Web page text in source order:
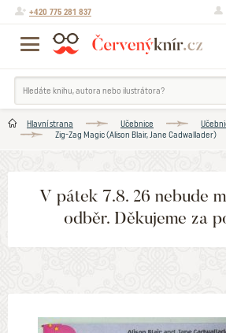
+420 775 281 837
Hlavní strana Učebnice
Zig-Zag Magic (Alison Blair, Jane Cadwallader)
V pátek 7.8. 26 nebude
odběr. Děkujeme za